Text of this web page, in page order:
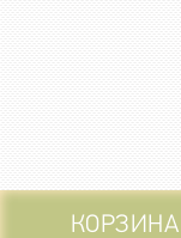
КОРЗИНА